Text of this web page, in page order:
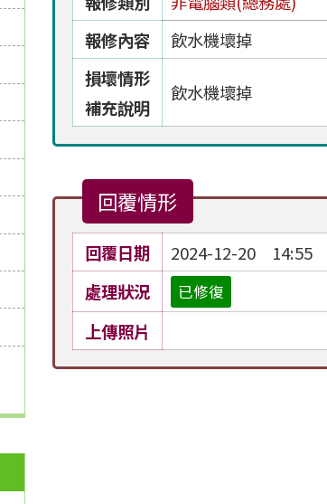
報修內容
飲水機壞掉
損壞情形
補充說明
飲水機壞掉
回覆情形
回覆日期 2024-12-20 14:55
處理狀況
已修復
上傳照片